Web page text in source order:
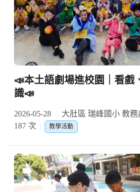
📣本土語劇場進校園｜看戲
識📣
2026-05-28 大肚區 瑞峰國小 教務
187 次
教學活動